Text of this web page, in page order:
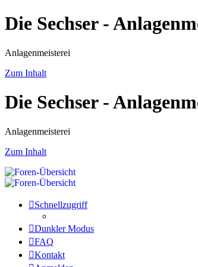
Die Sechser -
Anlagenmeisterei
Zum Inhalt
Die Sechser -
Anlagenmeisterei
Zum Inhalt
Schnellzugriff
Dunkler Modus
FAQ
Kontakt